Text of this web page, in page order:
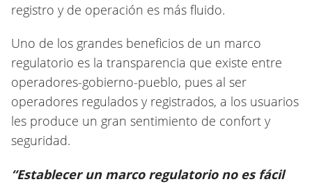
registro y de operación es más fluido.
Uno de los grandes beneficios de un marco
regulatorio es la transparencia que existe entre
operadores-gobierno-pueblo, pues al ser
operadores regulados y registrados, a los usuarios
les produce un gran sentimiento de confort y
seguridad.
“Establecer un marco regulatorio no es fácil